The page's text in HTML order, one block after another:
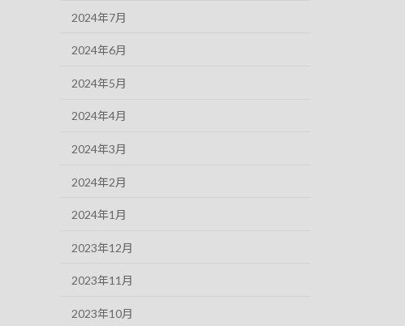
2024年7月
2024年6月
2024年5月
2024年4月
2024年3月
2024年2月
2024年1月
2023年12月
2023年11月
2023年10月